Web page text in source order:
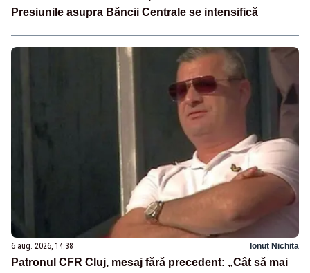
Presiunile asupra Băncii Centrale se intensifică
6 aug. 2026, 14:38 Ionuț Nichita
Patronul CFR Cluj, mesaj fără precedent: „Cât să mai